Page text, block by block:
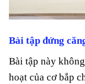
Bài tập đứng
Bài tập này
hoạt của cơ bắp